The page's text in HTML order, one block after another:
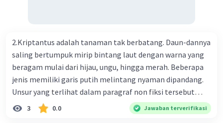
bersama sejumlah perusahaan biotek dan vaksin.
Beberapa waktu lalu, Kepala Laboratorium Identifikasi
Virus dari Institut Peter Doherty untuk Infeksi dan
kekebalan, Melbourne, Julian Druce, menyatakan mereka
mengembangkan virus Corona versi laboratorium dari
tubuh pasien yang terinfeksi untuk uji coba. Tanggapan
yang sesuai dengan berita tersebut adalah ... A.
2.Kriptantus adalah tanaman tak berbatang. Daun-dannya
saling bertumpuk mirip bintang laut dengan warna yang
beragam mulai dari hijau, ungu, hingga merah. Beberapa
jenis memiliki garis putih melintang nyaman dipandang.
Unsur yang terlihat dalam paragraf non fiksi tersebut
adalah... A. cara menyajikan isi buku B. bahasa yang
digunakan C. tokoh dan penokohan D. penyajian alur cerita
3 0.0 Jawaban terverifikasi